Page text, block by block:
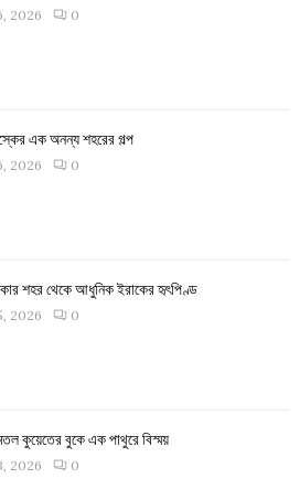
2026 0
এক অনন্য শহরের গল্প
2026 0
শহর থেকে আধুনিক ইরাকের হৃৎপিণ্ড
2026 0
কুয়েতের বুকে এক পাথুরে বিস্ময়
2026 0